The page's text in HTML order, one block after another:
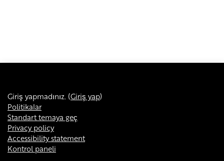
Giriş yapmadınız. (Giriş yap)
Politikalar
Standart temaya geç
Privacy policy
Accessibility statement
Kontrol paneli